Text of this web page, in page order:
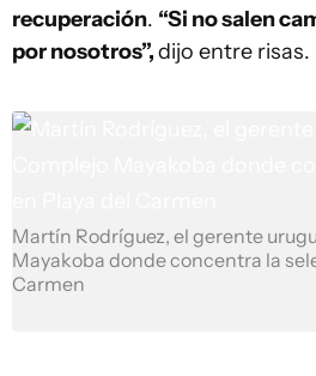
recuperación. “Si no salen
por nosotros”,dijo entre risas.
Martín Rodríguez, el gerente
Mayakoba donde concentra la
Carmen